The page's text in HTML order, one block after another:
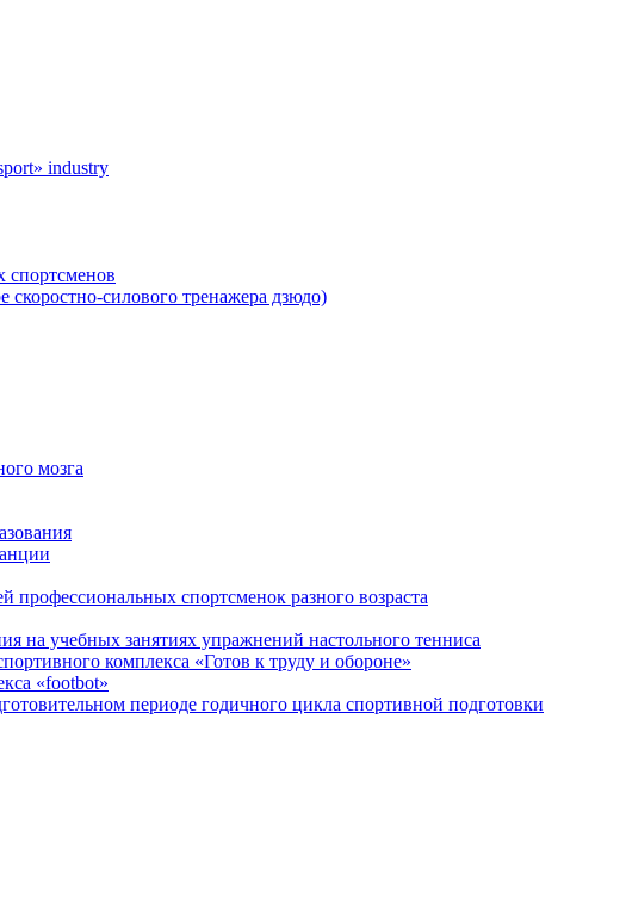
industry
спортсменов
силового тренажера дзюдо)
мозга
спортсменок разного возраста
на учебных занятиях упражнений настольного тенниса
комплекса «Готов к труду и обороне»
«footbot»
периоде годичного цикла спортивной подготовки